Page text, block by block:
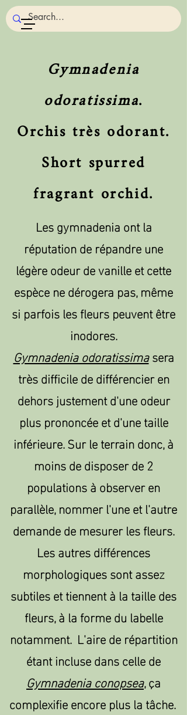
Gymnadenia
odoratissima.
Orchis très odorant.
Short spurred
fragrant orchid.
Les gymnadenia ont la
réputation de répandre une
légère odeur de vanille et cette
espèce ne dérogera pas, même
si parfois les fleurs peuvent être
inodores.
Gymnadenia odoratissimasera
très difficile de différencier en
dehors justement d'une odeur
plus prononcée et d'une taille
inférieure. Sur le terrain donc, à
moins de disposer de 2
populations à observer en
parallèle, nommer l'une et l'autre
demande de mesurer les fleurs.
Les autres différences
morphologiques sont assez
subtiles et tiennent à la taille des
fleurs, à la forme du labelle
notamment. L'aire de répartition
étant incluse dans celle de
Gymnadenia conopsea, ça
complexifie encore plus la tâche.